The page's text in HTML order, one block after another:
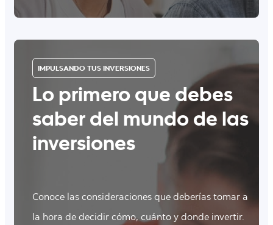
IMPULSANDO TUS INVERSIONES
Lo primero que debes
saber del mundo de las
inversiones
Conoce las consideraciones que deberías tomar a
la hora de decidir cómo, cuánto y donde invertir.